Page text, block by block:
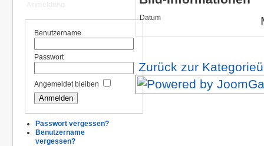
Benutzername
Passwort
Angemeldet bleiben
Passwort vergessen?
Benutzername
vergessen?
Datum
Zurück zur